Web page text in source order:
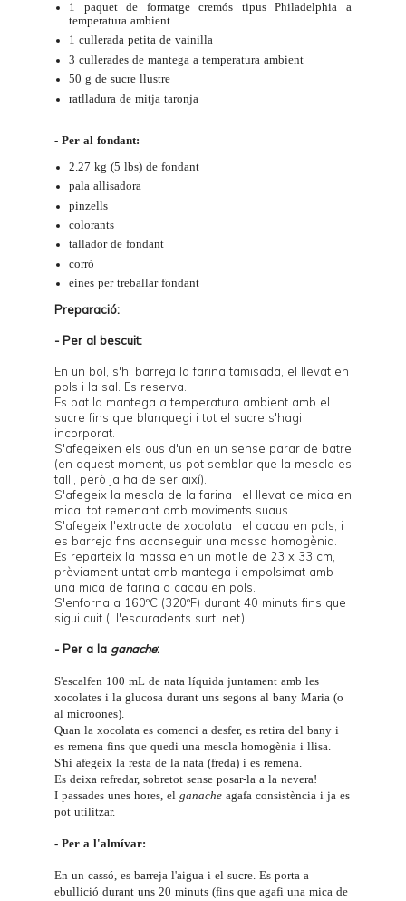
1 paquet de formatge cremós tipus Philadelphia a
temperatura ambient
1 cullerada petita de vainilla
3 cullerades de mantega a temperatura ambient
50 g de sucre llustre
ratlladura de mitja taronja
- Per al fondant:
2.27 kg (5 lbs) de fondant
pala allisadora
pinzells
colorants
tallador de fondant
corró
eines per treballar fondant
Preparació:
- Per al bescuit:
En un bol, s'hi barreja la farina tamisada, el llevat en
pols i la sal. Es reserva.
Es bat la mantega a temperatura ambient amb el
sucre fins que blanquegi i tot el sucre s'hagi
incorporat.
S'afegeixen els ous d'un en un sense parar de batre
(en aquest moment, us pot semblar que la mescla es
talli, però ja ha de ser així).
S'afegeix la mescla de la farina i el llevat de mica en
mica, tot remenant amb moviments suaus.
S'afegeix l'extracte de xocolata i el cacau en pols, i
es barreja fins aconseguir una massa homogènia.
Es reparteix la massa en un motlle de 23 x 33 cm,
prèviament untat amb mantega i empolsimat amb
una mica de farina o cacau en pols.
S'enforna a 160ºC (320ºF) durant 40 minuts fins que
sigui cuit (i l'escuradents surti net).
- Per a la ganache:
S'escalfen 100 mL de nata líquida juntament amb les
xocolates i la glucosa durant uns segons al bany Maria (o
al microones).
Quan la xocolata es comenci a desfer, es retira del bany i
es remena fins que quedi una mescla homogènia i llisa.
S'hi afegeix la resta de la nata (freda) i es remena.
Es deixa refredar, sobretot sense posar-la a la nevera!
I passades unes hores, el ganache agafa consistència i ja es
pot utilitzar.
- Per a l'almívar:
En un cassó, es barreja l'aigua i el sucre. Es porta a
ebullició durant uns 20 minuts (fins que agafi una mica de